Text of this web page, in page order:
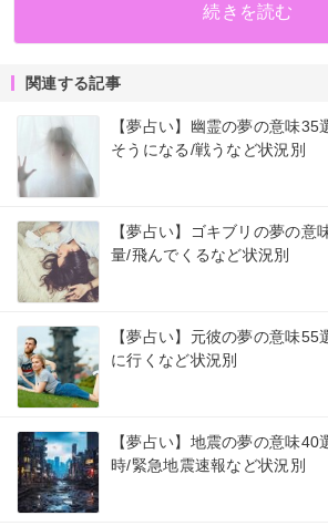
続きを読む
関連する記事
【夢占い】幽霊の夢の意味
そうになる/戦うなど状況別
【夢占い】ゴキブリの夢の意
量/飛んでくるなど状況別
【夢占い】元彼の夢の意味
に行くなど状況別
【夢占い】地震の夢の意味40
時/緊急地震速報など状況別